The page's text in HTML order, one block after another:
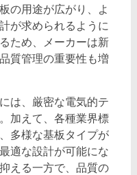
の用途が広がり、よ
が求められるように
ため、メーカーは新
質管理の重要性も増
は、厳密な電気的テ
加えて、各種業界標
多様な基板タイプが
適な設計が可能にな
える一方で、品質の